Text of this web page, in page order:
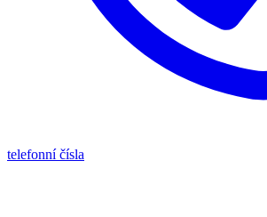
telefonní čísla